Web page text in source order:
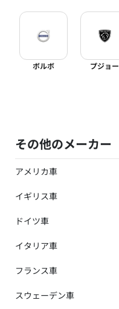
ボルボ プジョー
その他のメーカー
アメリカ車
米国インフィニティ
米国トヨタ
米国ホンダ
米国スバル
フォード
GMC
ダッジ
イギリス車
ランドローバー
MG
ロータス
ベントレー
ロールスロイス
ドイツ車
AMG
BMWアルピナ
メルセデスAMG
メルセデス・マイバッハ
イタリア車
ランチア
マセラティ
フランス車
ルノー
スウェーデン車